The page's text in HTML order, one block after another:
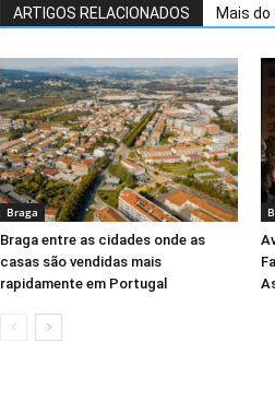
ARTIGOS RELACIONADOS Mais
Braga
Braga entre as cidades onde as
casas são vendidas mais
rapidamente em Portugal